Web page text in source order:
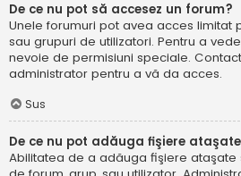
De ce nu pot să accesez un forum?
Unele forumuri pot avea acces limitat
sau grupuri de utilizatori. Pentru a
nevoie de permisiuni speciale.
administrator pentru a vă da acces.
Sus
De ce nu pot adăuga fişiere
Abilitatea de a adăuga fişiere